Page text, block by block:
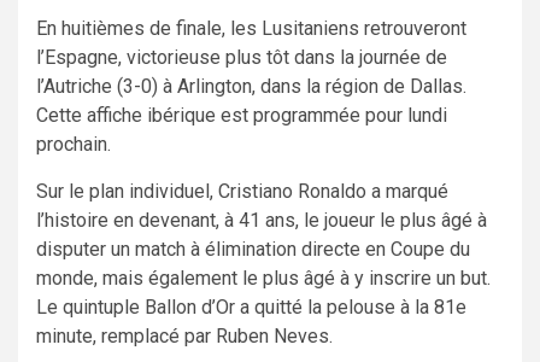
En huitièmes de finale, les Lusitaniens retrouveront
l’Espagne, victorieuse plus tôt dans la journée de
l’Autriche (3-0) à Arlington, dans la région de Dallas.
Cette affiche ibérique est programmée pour lundi
prochain.
Sur le plan individuel, Cristiano Ronaldo a marqué
l’histoire en devenant, à 41 ans, le joueur le plus âgé à
disputer un match à élimination directe en Coupe du
monde, mais également le plus âgé à y inscrire un but.
Le quintuple Ballon d’Or a quitté la pelouse à la 81e
minute, remplacé par Ruben Neves.